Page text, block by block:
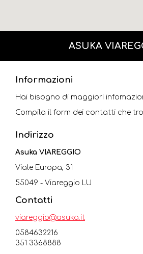
ASUKA
Informazioni
Hai bisogno di maggiori
Compila il form dei contatti che
Indirizzo
Asuka VIAREGGIO
Viale Europa, 31
55049 - Viareggio LU
Contatti
viareggio@asuka.it
0584632216
351 3368888